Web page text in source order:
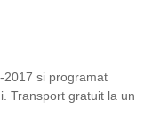
2017 si programat
Transport gratuit la un